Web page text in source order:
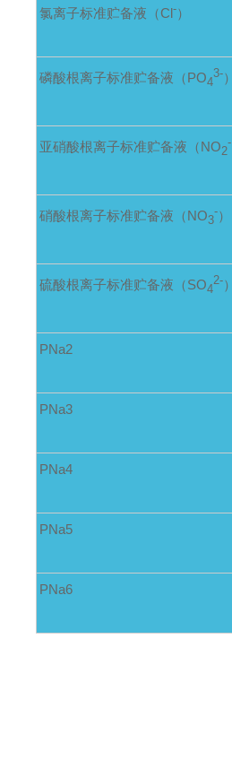
氯离子标准贮备液（Cl-）
磷酸根离子标准贮备液（PO4
3-）
亚硝酸根离子标准贮备液（NO2
-
硝酸根离子标准贮备液（NO3
-）
硫酸根离子标准贮备液（SO4
2-）
PNa2
PNa3
PNa4
PNa5
PNa6